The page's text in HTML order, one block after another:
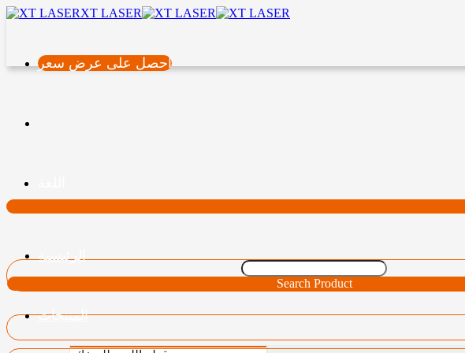
XT LASER
احصل على عرض سعر
الرئيسية
المنتجات
Search Product